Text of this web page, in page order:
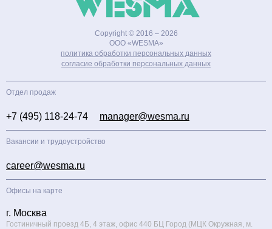
Copyright © 2016 – 2026
ООО «WESMA»
политика обработки персональных данных
cогласие обработки персональных данных
Отдел продаж
+7 (495) 118-24-74 manager@wesma.ru
Вакансии и трудоустройство
career@wesma.ru
Офисы на карте
г. Москва
Гостиничный проезд 4Б, 4 этаж, офис 440 БЦ Город (МЦК Окружная, м.